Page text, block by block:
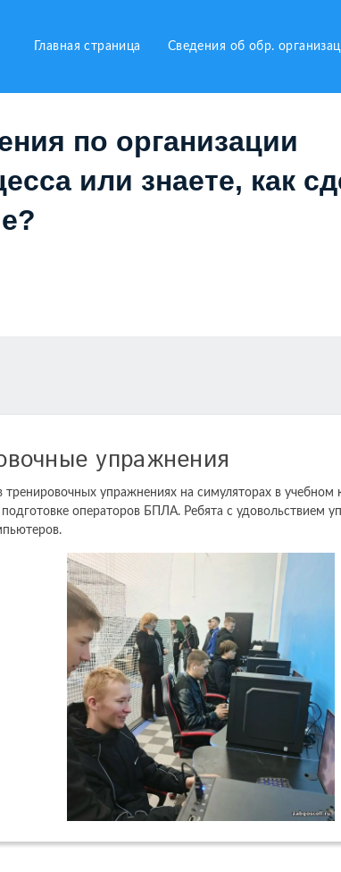
Главная страница Сведения об обр.
по организации
или знаете, как
упражнения
тренировочных упражнениях на симуляторах в учебном
операторов БПЛА. Ребята с удовольствием